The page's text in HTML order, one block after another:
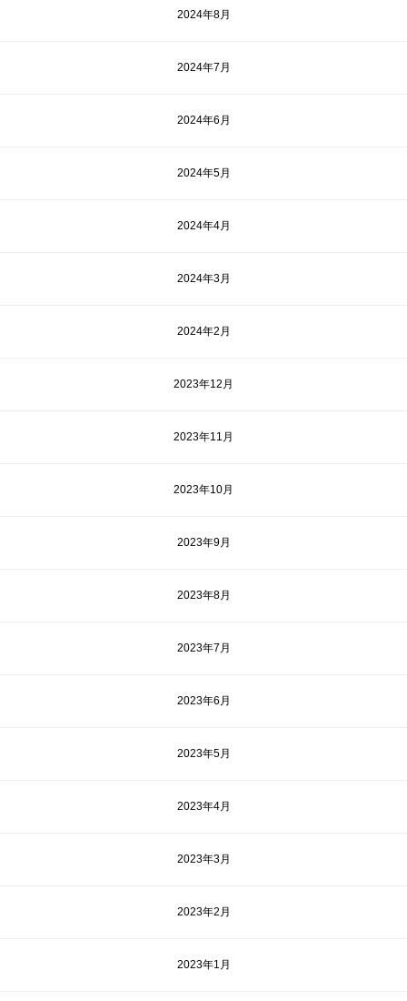
2024年8月
2024年7月
2024年6月
2024年5月
2024年4月
2024年3月
2024年2月
2023年12月
2023年11月
2023年10月
2023年9月
2023年8月
2023年7月
2023年6月
2023年5月
2023年4月
2023年3月
2023年2月
2023年1月